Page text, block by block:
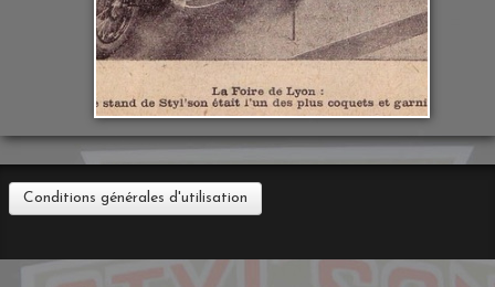
Conditions générales d'utilisation